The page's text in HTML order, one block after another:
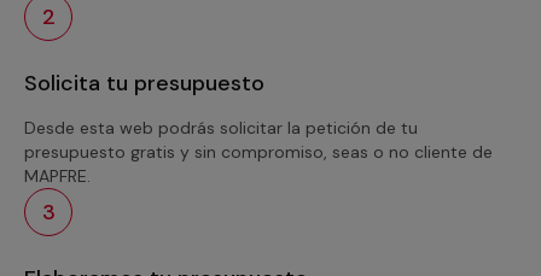
2
Solicita tu presupuesto
Desde esta web podrás solicitar la petición de tu
presupuesto gratis y sin compromiso, seas o no cliente de
MAPFRE.
3